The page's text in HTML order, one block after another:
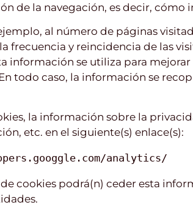
de la navegación, es decir, cómo
al número de páginas
frecuencia y reincidencia de las
información se utiliza para
todo caso, la información se
la información sobre la
etc. en el siguiente(s) enlace(s):
analytics/
cookies podrá(n) ceder esta